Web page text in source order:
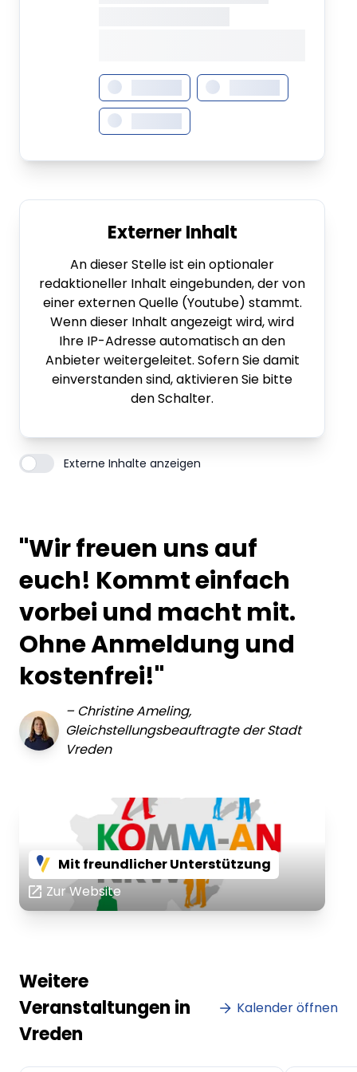
Externer Inhalt
An dieser Stelle ist ein optionaler
redaktioneller Inhalt eingebunden, der von
einer externen Quelle (Youtube) stammt.
Wenn dieser Inhalt angezeigt wird, wird
Ihre IP-Adresse automatisch an den
Anbieter weitergeleitet. Sofern Sie damit
einverstanden sind, aktivieren Sie bitte
den Schalter.
Externe Inhalte anzeigen
"Wir freuen uns auf
euch! Kommt einfach
vorbei und macht mit.
Ohne Anmeldung und
kostenfrei!"
– Christine Ameling,
Gleichstellungsbeauftragte der Stadt
Vreden
Mit freundlicher Unterstützung
Zur Website
Weitere
Veranstaltungen in
Vreden
Kalender öffnen